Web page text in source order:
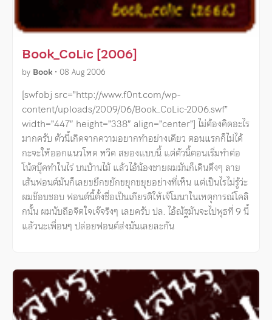
Book_CoLic [2006]
by Book • 08 Aug 2006
[swfobj src=”http://www.f0nt.com/wp-
content/uploads/2009/06/Book_CoLic-2006.swf”
width=”447″ height=”338″ align=”center”] ไม่ต้องคิดอะไร
มากครับ ตัวนี้เกิดจากความอยากทำอย่างเดียว ตอนแรกก็ไม่ได้
กะจะให้ออกแนวโหด หวีด สยองแบบนี้ แต่ตัวนี้ตอนเริ่มทำต่อ
โน้ตบุ๊คทำในไร่ บนบ้านไม้ แล้วไอ้น้องชายผมมันก็เดินตึงๆ ลาย
เส้นฟอนต์มันก็เลยขยึกขยักขยุกขยุยอย่างที่เห็น แต่เป็นไรไม่รู้ว่ะ
ผมช๊อบชอบ ฟอนต์นี้ตั้งชื่อเป็นเกียรติให้เจ๊โมนาในเหตุการณ์โคลิ
กนั้น ผมนับถือจิตใจเจ๊จริงๆ เลยครับ ปล. ไอ้ณัฐมันจะไปพุธที่ 9 นี้
แล้วนะเพื่อนๆ ปล่อยฟอนต์ส่งมันเลยละกัน